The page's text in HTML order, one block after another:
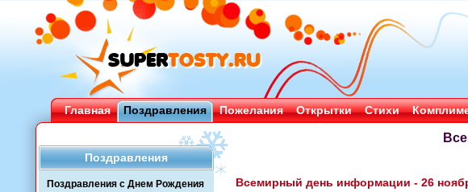
Главная Поздравления Пожелания Открытки Стихи
Поздравления
Поздравления с Днем Рождения
Всемирный день информации - 26